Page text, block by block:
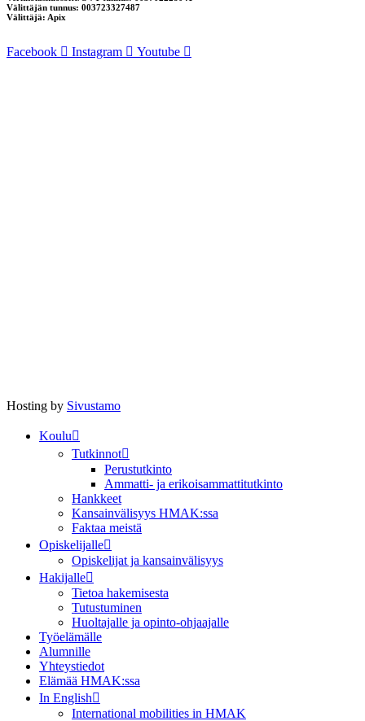
Välittäjän tunnus: 003723327487
Välittäjä: Apix
Facebook Instagram Youtube
Hosting by Sivustamo
Koulu
Tutkinnot
Perustutkinto
Ammatti- ja erikoisammattitutkinto
Hankkeet
Kansainvälisyys HMAK:ssa
Faktaa meistä
Opiskelijalle
Opiskelijat ja kansainvälisyys
Hakijalle
Tietoa hakemisesta
Tutustuminen
Huoltajalle ja opinto-ohjaajalle
Työelämälle
Alumnille
Yhteystiedot
Elämää HMAK:ssa
In English
International mobilities in HMAK